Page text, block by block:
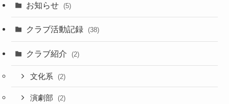
お知らせ (5)
クラブ活動記録 (38)
クラブ紹介 (2)
文化系 (2)
演劇部 (2)